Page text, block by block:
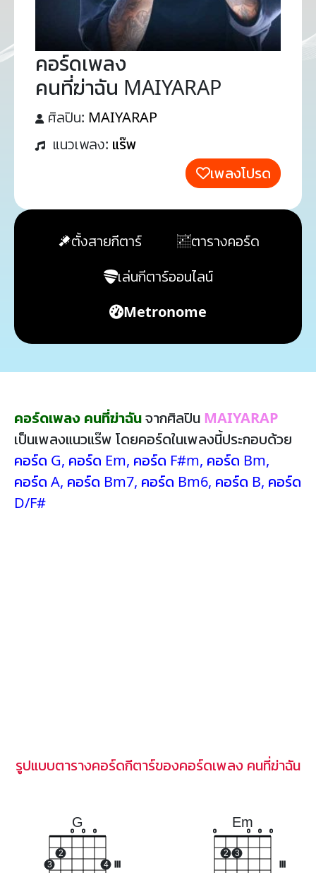
คอร์ดเพลง
คนที่ฆ่าฉัน MAIYARAP
ศิลปิน: MAIYARAP
แนวเพลง: แร๊พ
เพลงโปรด
ตั้งสายกีตาร์
ตารางคอร์ด
เล่นกีตาร์ออนไลน์
Metronome
คอร์ดเพลง คนที่ฆ่าฉันจากศิลปิน MAIYARAP
เป็นเพลงแนวแร๊พ โดยคอร์ดในเพลงนี้ประกอบด้วย
คอร์ด G, คอร์ด Em, คอร์ด F#m, คอร์ด Bm,
คอร์ด A, คอร์ด Bm7, คอร์ด Bm6, คอร์ด B, คอร์ด
D/F#
รูปแบบตารางคอร์ดกีตาร์ของคอร์ดเพลง คนที่ฆ่าฉัน
G
3
2
o o o
4
Em
o
2 3
o o o